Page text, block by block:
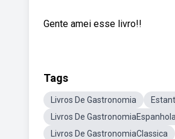
Gente amei esse livro!!
Tags
Livros De Gastronomia
Livros De GastronomiaEspanhola
Livros De GastronomiaClassica